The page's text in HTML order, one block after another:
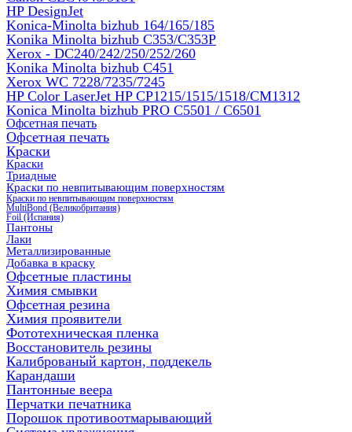
HP DesignJet
Konica-Minolta bizhub 164/165/185
Konika Minolta bizhub C353/C353Р
Xerox - DC240/242/250/252/260
Konika Minolta bizhub C451
Xerox WC 7228/7235/7245
HP Color LaserJet HP CP1215/1515/1518/CM1312
Konica Minolta bizhub PRO С5501 / С6501
Офсетная печать
Офсетная печать
Краски
Краски
Триадные
Краски по невпитывающим поверхностям
Краски по невпитывающим поверхностям
MultiBond (Великобритания)
Foil (Испания)
Пантоны
Лаки
Металлизированные
Добавка в краску
Офсетные пластины
Химия смывки
Офсетная резина
Химия проявители
Фототехническая пленка
Восстановитель резины
Калиброваный картон, поддекель
Карандаши
Пантонные веера
Перчатки печатника
Порошок противоотмарывающий